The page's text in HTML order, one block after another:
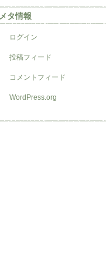
メタ情報
ログイン
投稿フィード
コメントフィード
WordPress.org